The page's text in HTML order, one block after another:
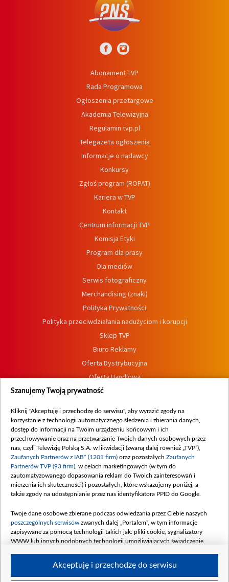
Abonament TVP
Rada Programowa
Ogłoszenia przetargowe
Akademia Telewizyjna
Regulamin tvp.pl
Telegazeta ogłoszenia
Informacje o nadawcy
Konkursy
Zgłoś program (ROPAT)
Kariera w TVP
Kontakt
Centrum informacji TVP
Komisja Etyki
Program dla prasy
Dla mediów
Serwis fotograficzny
Merchandising (znaki)
Polityka Prywatności
Polityka przeciwdziałania nadużyciom i korupcji
Sklep TVP
Biuro Reklamy
Oferta Dystrybucyjna
Oferta Handlowa
Dostępność
Procedura zgłoszeń wewnętrznych
Szanujemy Twoją prywatność
Kliknij "Akceptuję i przechodzę do serwisu", aby wyrazić zgody na
korzystanie z technologii automatycznego śledzenia i zbierania danych,
dostęp do informacji na Twoim urządzeniu końcowym i ich
przechowywanie oraz na przetwarzanie Twoich danych osobowych przez
nas, czyli Telewizję Polską S.A. w likwidacji (zwaną dalej również „TVP”),
Zaufanych Partnerów z IAB* (1201 firm) oraz pozostałych Zaufanych
Partnerów TVP (93 firm) , w celach marketingowych (w tym do
zautomatyzowanego dopasowania reklam do Twoich zainteresowań i
mierzenia ich skuteczności) i pozostałych, które wskazujemy poniżej, a
także zgody na udostępnianie przez nas identyfikatora PPID do Google.
Twoje dane osobowe zbierane podczas odwiedzania przez Ciebie naszych
poszczególnych serwisów zwanych dalej „Portalem”, w tym informacje
zapisywane za pomocą technologii takich jak: pliki cookie, sygnalizatory
WWW lub innych podobnych technologii umożliwiających świadczenie
Akceptuję i przechodzę do serwisu